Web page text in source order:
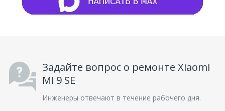
Задайте вопрос о ремонте Xiaomi
Mi 9 SE
Инженеры отвечают в течение рабочего дня.